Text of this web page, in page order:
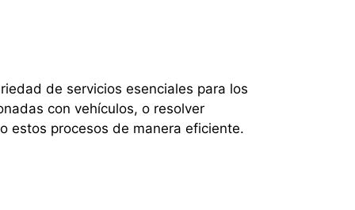
de servicios esenciales para los
con vehículos, o resolver
estos procesos de manera eficiente.